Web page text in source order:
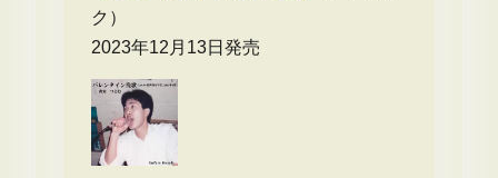
ク）
2023年12月13日発売